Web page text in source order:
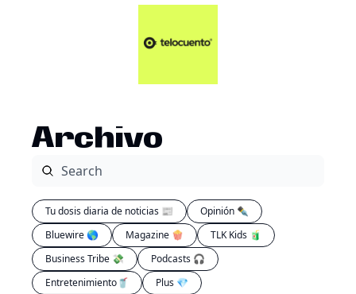
Artículos 📑
Plus 💎
Archivo
Tu dosis diaria de noticias 📰
Opinión ✒️
Bluewire 🌎
Magazine 🍿
TLK Kids 🧃
Business Tribe 💸
Podcasts 🎧
Entretenimiento🥤
Plus 💎